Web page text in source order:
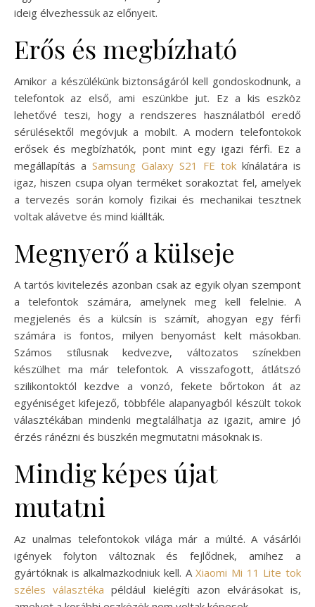
ideig élvezhessük az előnyeit.
Erős és megbízható
Amikor a készülékünk biztonságáról kell gondoskodnunk, a
telefontok az első, ami eszünkbe jut. Ez a kis eszköz
lehetővé teszi, hogy a rendszeres használatból eredő
sérülésektől megóvjuk a mobilt. A modern telefontokok
erősek és megbízhatók, pont mint egy igazi férfi. Ez a
megállapítás a Samsung Galaxy S21 FE tok kínálatára is
igaz, hiszen csupa olyan terméket sorakoztat fel, amelyek
a tervezés során komoly fizikai és mechanikai tesztnek
voltak alávetve és mind kiállták.
Megnyerő a külseje
A tartós kivitelezés azonban csak az egyik olyan szempont
a telefontok számára, amelynek meg kell felelnie. A
megjelenés és a külcsín is számít, ahogyan egy férfi
számára is fontos, milyen benyomást kelt másokban.
Számos stílusnak kedvezve, változatos színekben
készülhet ma már telefontok. A visszafogott, átlátszó
szilikontoktól kezdve a vonzó, fekete bőrtokon át az
egyéniséget kifejező, többféle alapanyagból készült tokok
választékában mindenki megtalálhatja az igazit, amire jó
érzés ránézni és büszkén megmutatni másoknak is.
Mindig képes újat
mutatni
Az unalmas telefontokok világa már a múlté. A vásárlói
igények folyton változnak és fejlődnek, amihez a
gyártóknak is alkalmazkodniuk kell. AXiaomi Mi 11 Lite tok
széles választéka például kielégíti azon elvárásokat is,